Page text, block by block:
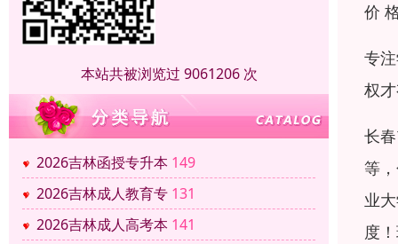
本站共被浏览过 9061206 次
2026吉林函授专升本 149
2026吉林成人教育专 131
2026吉林成人高考本 141
价
专
权
长
等
业
度